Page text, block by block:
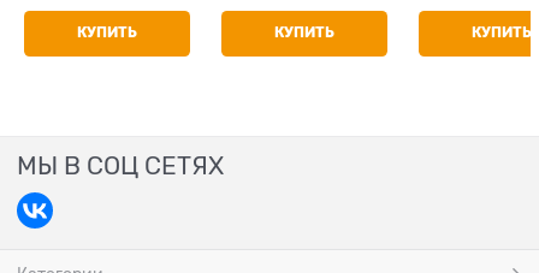
КУПИТЬ КУПИТЬ КУПИТЬ
МЫ В СОЦ СЕТЯХ